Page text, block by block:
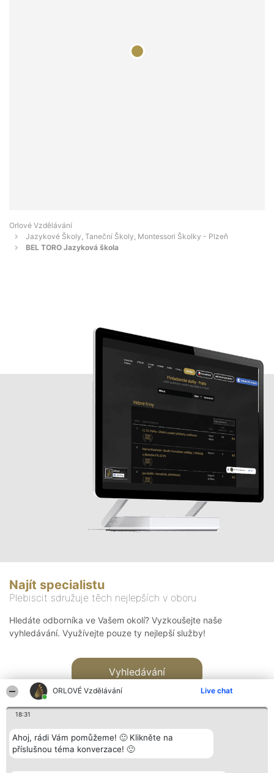
ORLOVÉ Vzdělávání Live chat
18:31
Ahoj, rádi Vám pomůžeme! 🙂 Klikněte na
příslušnou téma konverzace! 🙂
Orlové Vzdělávání
Jazykové Školy, Taneční Školy, Montessori Školky - Plzeň
BEL TORO Jazyková škola
Najít specialistu
Plebiscit sdružuje těch nejlepších v oboru
Hledáte odborníka ve Vašem okolí? Vyzkoušejte naše
vyhledávání. Využívejte pouze ty nejlepší služby!
Vyhledávání
Bright Side Solutions sp. z o. Vítězové Kontakt